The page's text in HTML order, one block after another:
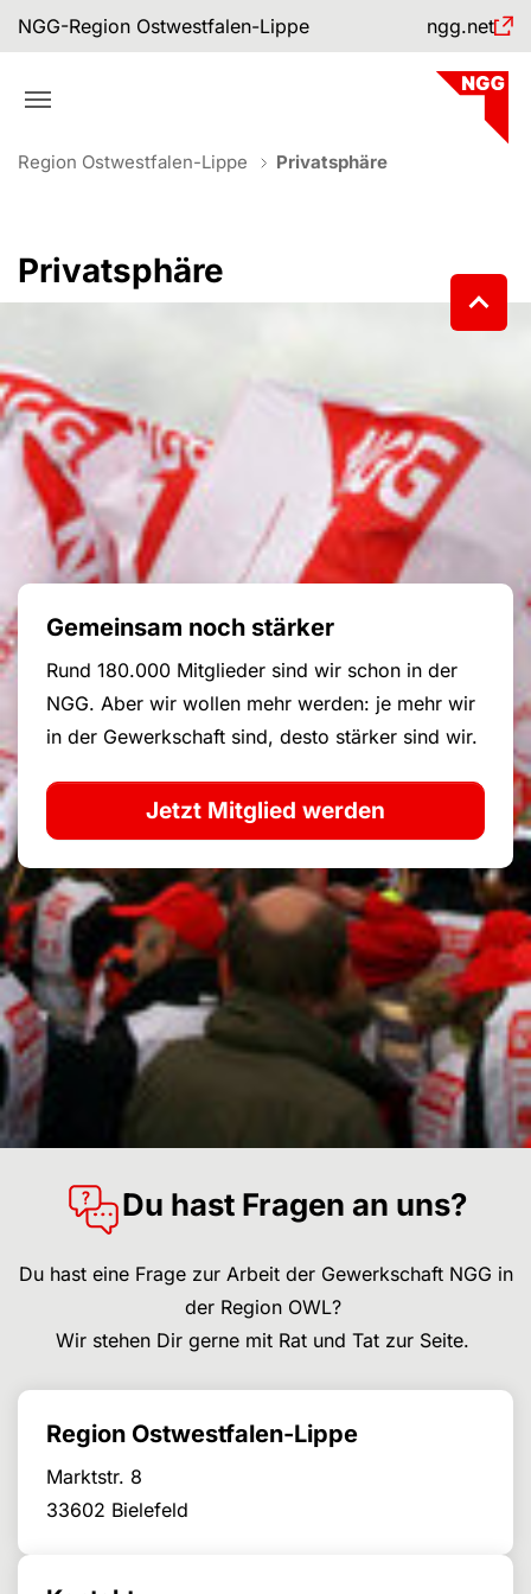
Skip to main navigation
Skip to main content
Skip to page footer
NGG-Region Ostwestfalen-Lippe ngg.net
You are here:
Region Ostwestfalen-Lippe Privatsphäre
Privatsphäre
Gemeinsam noch stärker
Rund 180.000 Mitglieder sind wir schon in der
NGG. Aber wir wollen mehr werden: je mehr wir
in der Gewerkschaft sind, desto stärker sind wir.
Jetzt Mitglied werden
Du hast Fragen an uns?
Du hast eine Frage zur Arbeit der Gewerkschaft NGG in
der Region OWL?
Wir stehen Dir gerne mit Rat und Tat zur Seite.
Region Ostwestfalen-Lippe
Marktstr. 8
33602 Bielefeld